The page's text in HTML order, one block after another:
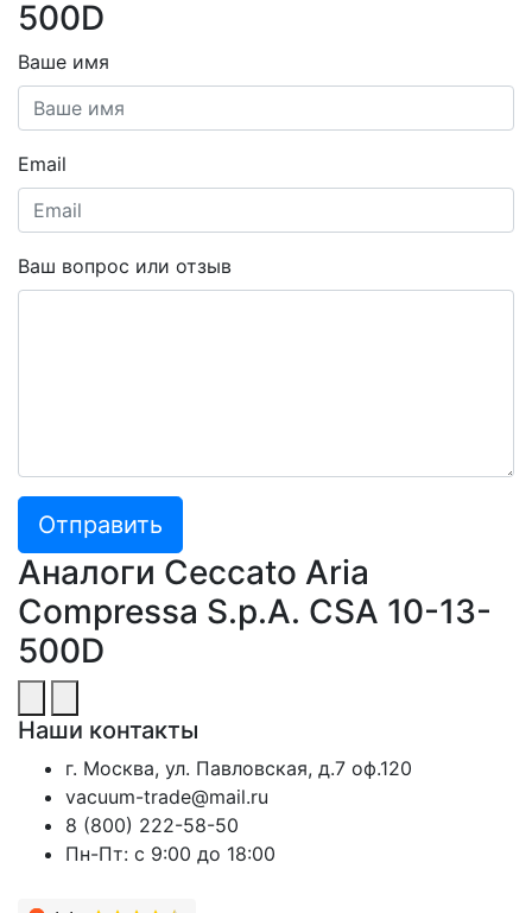
500D
Ваше имя
Email
Ваш вопрос или отзыв
Отправить
Аналоги Ceccato Aria
Compressa S.p.A. CSA 10-13-
500D
Наши контакты
г. Москва, ул. Павловская, д.7 оф.120
vacuum-trade@mail.ru
8 (800) 222-58-50
Пн-Пт: с 9:00 до 18:00